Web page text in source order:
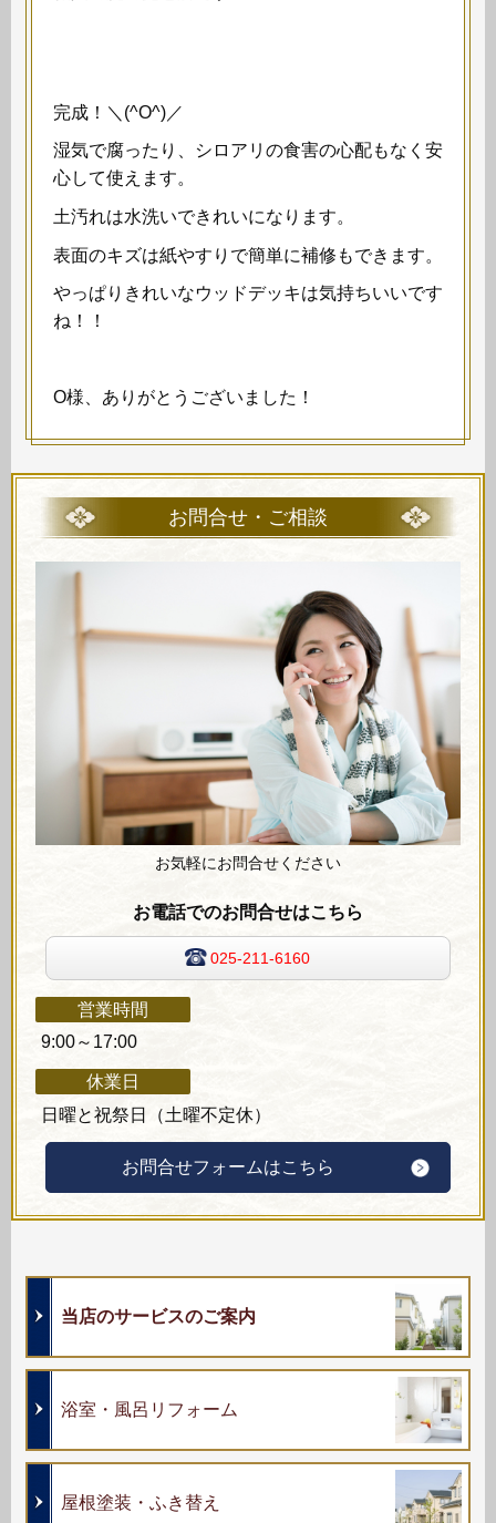
完成！＼(^O^)／
湿気で腐ったり、シロアリの食害の心配もなく安
心して使えます。
土汚れは水洗いできれいになります。
表面のキズは紙やすりで簡単に補修もできます。
やっぱりきれいなウッドデッキは気持ちいいです
ね！！
O様、ありがとうございました！
お問合せ・ご相談
お気軽にお問合せください
お電話でのお問合せはこちら
025-211-6160
営業時間
9:00～17:00
休業日
日曜と祝祭日（土曜不定休）
お問合せフォームはこちら
当店のサービスのご案内
浴室・風呂リフォーム
屋根塗装・ふき替え